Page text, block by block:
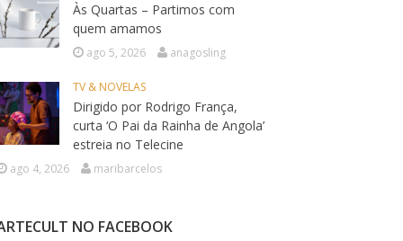
Às Quartas – Partimos com
quem amamos
ago 5, 2026 anagosling
TV & NOVELAS
Dirigido por Rodrigo França,
curta ‘O Pai da Rainha de Angola’
estreia no Telecine
ago 4, 2026 maribarcelos
NO FACEBOOK